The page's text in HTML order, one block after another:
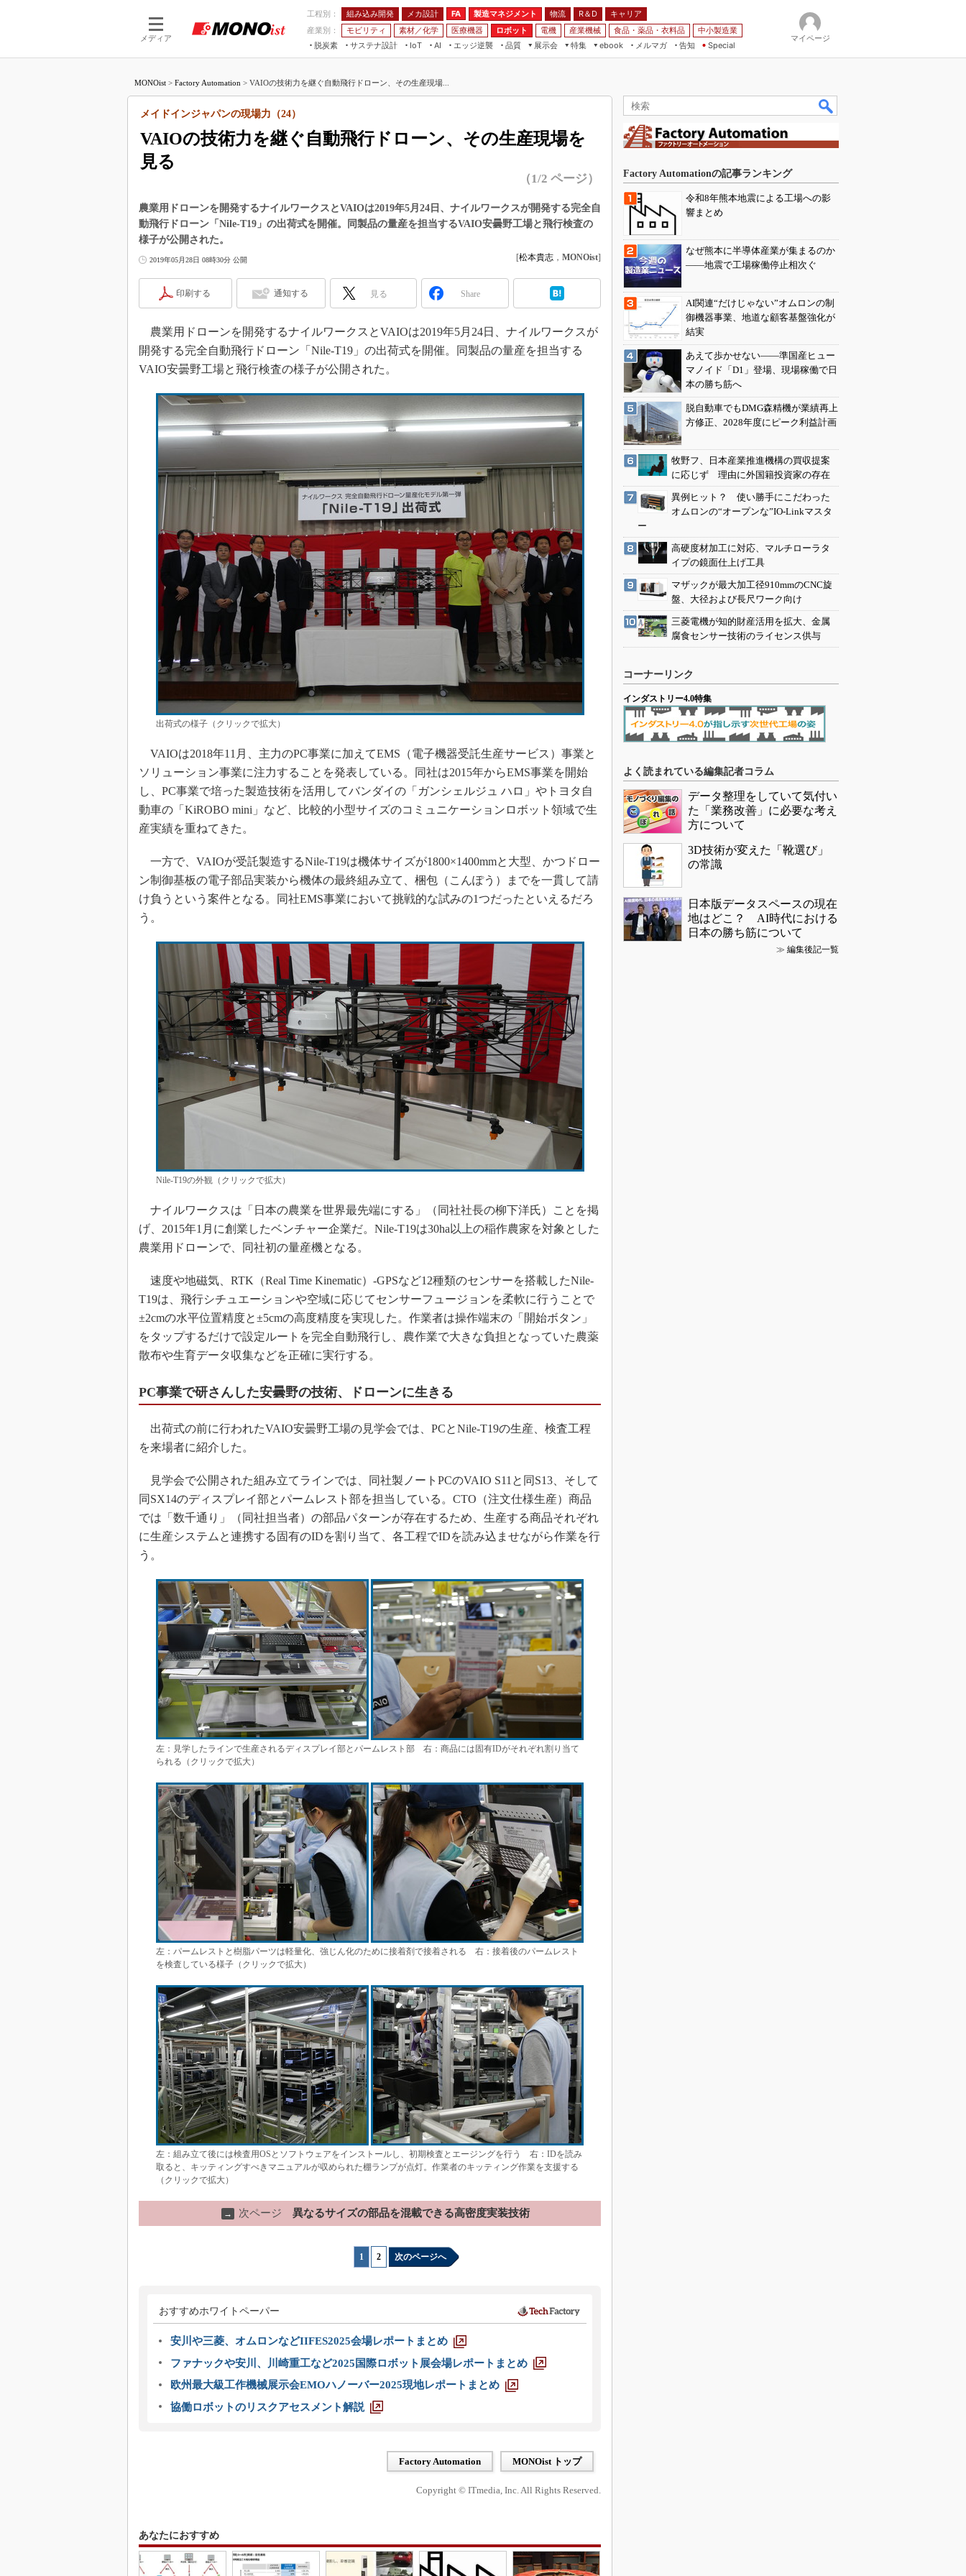
メディア
工程別： 組み込み開発 メカ設計 FA 製造マネジメント 物流 R＆D
キャリア
産業別：
モビリティ 素材／化学 医療機器 ロボット 電機 産業機械 食品・薬品・衣料品
中小製造業
脱炭素
サステナ設計
IoT
つながる工場
つながるサービス
AI
AI×設備保全
エッジ逆襲 品質
展示会
JIMTOF
IIFES
TECHNO-FRONTIER
人テク展
日本ものづくりワールド
産業オープンネット展
特集
つながるクルマ
フィールドサービス
組み込みモデリング
3Dプリンタ
デジタルツインとCAE
インダストリー4.0
イノベーション
製造業ビッグデータ
メイドインジャパン
植物工場
知財マネジメント
海外生産
グローバル設計・開発
制御セキュリティ
新型コロナへの対応
ebook
モビリティ
メルマガ
告知 Special
マイページ
MONOist > Factory Automation > VAIOの技術力を継ぐ自動飛行ドローン、その生産現場...
VAIOの技術力を継ぐ自動飛行ドローン、その生産現場を
見る
メイドインジャパンの現場力（24）
（1/2 ページ）
農業用ドローンを開発するナイルワークスとVAIOは2019年5月24日、ナイルワークスが開発する完全自
動飛行ドローン「Nile-T19」の出荷式を開催。同製品の量産を担当するVAIO安曇野工場と飛行検査の
様子が公開された。
2019年05月28日 08時30分 公開 [松本貴志 ， MONOist]
印刷する 通知する 見る Share
農業用ドローンを開発するナイルワークスとVAIOは2019年5月24日、ナイルワークスが
開発する完全自動飛行ドローン「Nile-T19」の出荷式を開催。同製品の量産を担当する
VAIO安曇野工場と飛行検査の様子が公開された。
出荷式の様子（クリックで拡大）
VAIOは2018年11月、主力のPC事業に加えてEMS（電子機器受託生産サービス）事業と
ソリューション事業に注力することを発表している。同社は2015年からEMS事業を開始
し、PC事業で培った製造技術を活用してバンダイの「ガンシェルジュ ハロ」やトヨタ自
動車の「KiROBO mini」など、比較的小型サイズのコミュニケーションロボット領域で生
産実績を重ねてきた。
一方で、VAIOが受託製造するNile-T19は機体サイズが1800×1400mmと大型、かつドロー
ン制御基板の電子部品実装から機体の最終組み立て、梱包（こんぽう）までを一貫して請
け負うという案件となる。同社EMS事業において挑戦的な試みの1つだったといえるだろ
う。
Nile-T19の外観（クリックで拡大）
ナイルワークスは「日本の農業を世界最先端にする」（同社社長の柳下洋氏）ことを掲
げ、2015年1月に創業したベンチャー企業だ。Nile-T19は30ha以上の稲作農家を対象とした
農業用ドローンで、同社初の量産機となる。
速度や地磁気、RTK（Real Time Kinematic）-GPSなど12種類のセンサーを搭載したNile-
T19は、飛行シチュエーションや空域に応じてセンサーフュージョンを柔軟に行うことで
±2cmの水平位置精度と±5cmの高度精度を実現した。作業者は操作端末の「開始ボタン」
をタップするだけで設定ルートを完全自動飛行し、農作業で大きな負担となっていた農薬
散布や生育データ収集などを正確に実行する。
PC事業で研さんした安曇野の技術、ドローンに生きる
出荷式の前に行われたVAIO安曇野工場の見学会では、PCとNile-T19の生産、検査工程
を来場者に紹介した。
見学会で公開された組み立てラインでは、同社製ノートPCのVAIO S11と同S13、そして
同SX14のディスプレイ部とパームレスト部を担当している。CTO（注文仕様生産）商品
では「数千通り」（同社担当者）の部品パターンが存在するため、生産する商品それぞれ
に生産システムと連携する固有のIDを割り当て、各工程でIDを読み込ませながら作業を行
う。
左：見学したラインで生産されるディスプレイ部とパームレスト部 右：商品には固有IDがそれぞれ割り当て
られる（クリックで拡大）
左：パームレストと樹脂パーツは軽量化、強じん化のために接着剤で接着される 右：接着後のパームレスト
を検査している様子（クリックで拡大）
左：組み立て後には検査用OSとソフトウェアをインストールし、初期検査とエージングを行う 右：IDを読み
取ると、キッティングすべきマニュアルが収められた棚ランプが点灯。作業者のキッティング作業を支援する
（クリックで拡大）
→ 次ページ 異なるサイズの部品を混載できる高密度実装技術
1 2 次のページへ
おすすめホワイトペーパー
安川や三菱、オムロンなどIIFES2025会場レポートまとめ
ファナックや安川、川崎重工など2025国際ロボット展会場レポートまとめ
欧州最大級工作機械展示会EMOハノーバー2025現地レポートまとめ
協働ロボットのリスクアセスメント解説
Factory Automation MONOist トップ
Copyright © ITmedia, Inc. All Rights Reserved.
あなたにおすすめ
Factory Automationの記事ランキング
令和8年熊本地震による工場への影
響まとめ
なぜ熊本に半導体産業が集まるのか
――地震で工場稼働停止相次ぐ
AI関連“だけじゃない”オムロンの制
御機器事業、地道な顧客基盤強化が
結実
あえて歩かせない――準国産ヒュー
マノイド「D1」登場、現場稼働で日
本の勝ち筋へ
脱自動車でもDMG森精機が業績再上
方修正、2028年度にピーク利益計画
牧野フ、日本産業推進機構の買収提案
に応じず 理由に外国籍投資家の存在
異例ヒット？ 使い勝手にこだわった
オムロンの“オープンな”IO-Linkマスタ
ー
高硬度材加工に対応、マルチローラタ
イプの鏡面仕上げ工具
マザックが最大加工径910mmのCNC旋
盤、大径および長尺ワーク向け
三菱電機が知的財産活用を拡大、金属
腐食センサー技術のライセンス供与
コーナーリンク
インダストリー4.0特集
よく読まれている編集記者コラム
データ整理をしていて気付い
た「業務改善」に必要な考え
方について
3D技術が変えた「靴選び」
の常識
日本版データスペースの現在
地はどこ？ AI時代における
日本の勝ち筋について
≫ 編集後記一覧